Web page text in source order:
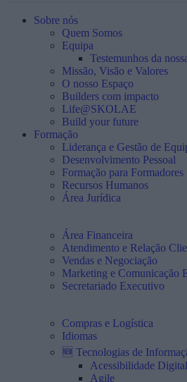
Sobre nós
Quem Somos
Equipa
Testemunhos da
Missão, Visão e Valores
O nosso Espaço
Builders com impacto
Life@SKOLAE
Build your future
Formação
Liderança e Gestão de
Desenvolvimento Pessoal
Formação para Formadores
Recursos Humanos
Área Jurídica
Área Financeira
Atendimento e Relação
Vendas e Negociação
Marketing e Comunicação
Secretariado Executivo
Compras e Logística
Idiomas
🆕 Tecnologias de
Acessibilidade Digital
Agile